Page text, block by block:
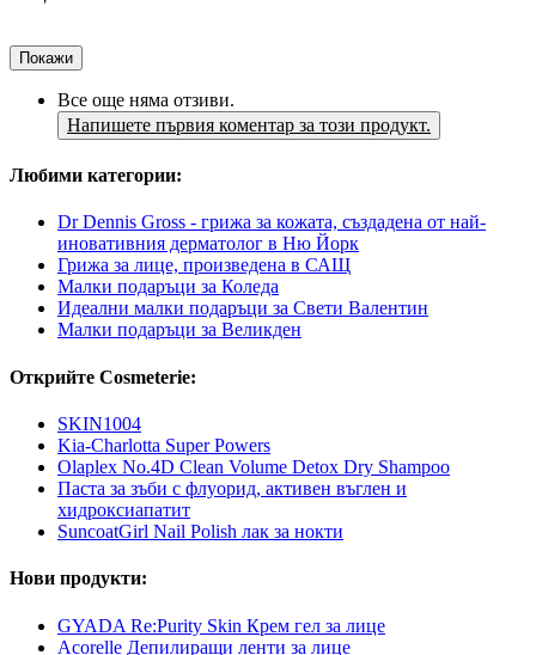
Покажи
Все още няма отзиви.
Напишете първия коментар за този продукт.
Любими категории:
Dr Dennis Gross - грижа за кожата, създадена от най-
иновативния дерматолог в Ню Йорк
Грижа за лице, произведена в САЩ
Малки подаръци за Коледа
Идеални малки подаръци за Свети Валентин
Малки подаръци за Великден
Открийте Cosmeterie:
SKIN1004
Kia-Charlotta Super Powers
Olaplex No.4D Clean Volume Detox Dry Shampoo
Паста за зъби с флуорид, активен въглен и
хидроксиапатит
SuncoatGirl Nail Polish лак за нокти
Нови продукти:
GYADA Re:Purity Skin Крем гел за лице
Acorelle Депилиращи ленти за лице